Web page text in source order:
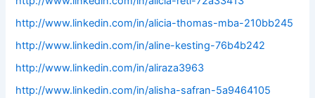
http://www.linkedin.com/in/alicia-thomas-mba-210bb245
http://www.linkedin.com/in/aline-kesting-76b4b242
http://www.linkedin.com/in/aliraza3963
http://www.linkedin.com/in/alisha-safran-5a9464105